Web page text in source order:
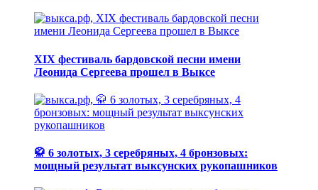
XIX фестиваль бардовской песни имени
Леонида Сергеева прошел в Выксе
🥋 6 золотых, 3 серебряных, 4 бронзовых:
мощный результат выксунских рукопашников